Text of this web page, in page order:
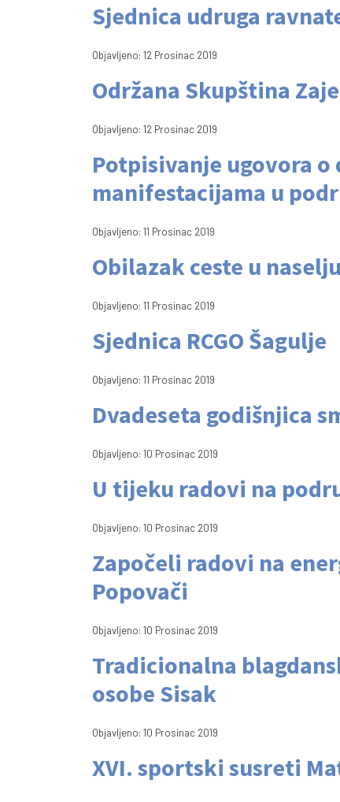
Sjednica udruga
Objavljeno: 12 Prosinac 2019
Održana Skupština
Objavljeno: 12 Prosinac 2019
Potpisivanje ugovora
manifestacijama u
Objavljeno: 11 Prosinac 2019
Obilazak ceste u
Objavljeno: 11 Prosinac 2019
Sjednica RCGO Šagulje
Objavljeno: 11 Prosinac 2019
Dvadeseta godišnjica
Objavljeno: 10 Prosinac 2019
U tijeku radovi na
Objavljeno: 10 Prosinac 2019
Započeli radovi na
Popovači
Objavljeno: 10 Prosinac 2019
Tradicionalna
osobe Sisak
Objavljeno: 10 Prosinac 2019
XVI. sportski susreti